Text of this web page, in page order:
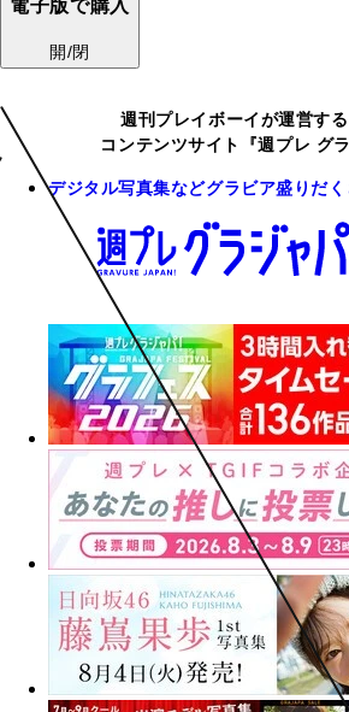
電子版で購入
開/閉
週刊プレイボーイが運営す
コンテンツサイト『週プレ グ
デジタル写真集などグラビア盛りだ